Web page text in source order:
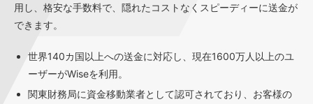
用し、格安な手数料で、隠れたコストなくスピーディーに送金が
できます。
世界140カ国以上への送金に対応し、現在1600万人以上のユ
ーザーがWiseを利用。
関東財務局に資金移動業者として認可されており、お客様の